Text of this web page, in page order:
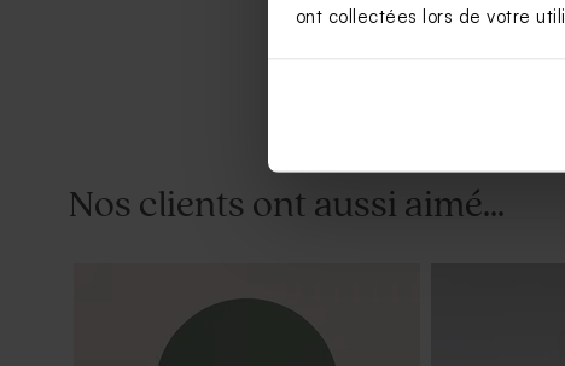
ont collectées lors de votre
Nos clients ont aussi aimé...